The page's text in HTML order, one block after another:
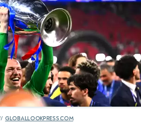
GLOBALLOOKPRESS.COM